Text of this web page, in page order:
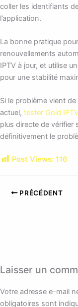
coller les identifiants
l’application.
La bonne pratique
renouvellements
IPTV à jour, et utilise
pour une stabilité
Si le problème vient
actuel, tester Gold
plus directe de vérifier
définitivement le
Post Views: 116
PRÉCÉDENT
Laisser un
Votre adresse e-mail
obligatoires sont